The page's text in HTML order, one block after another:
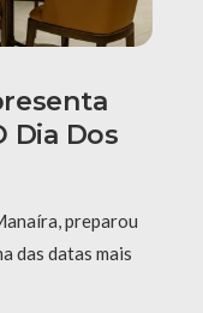
Dia Dos
preparou
das datas mais